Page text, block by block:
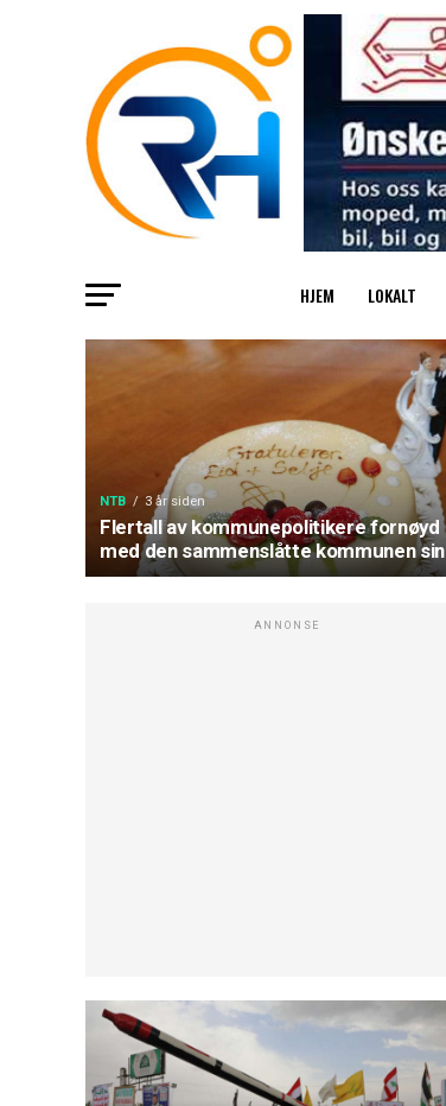
HJEM LOKALT
NTB 3 år siden
Flertall av kommunepolitikere fornøyd
med den sammenslåtte kommunen sin
ANNONSE